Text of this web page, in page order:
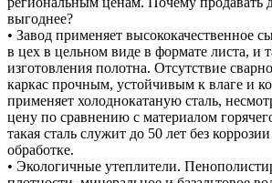
выгоднее?
• Завод применяет высококачественное
в цех в цельном виде в формате листа, и
изготовления полотна. Отсутствие
каркас прочным, устойчивым к влаге и
применяет холоднокатаную сталь,
цену по сравнению с материалом
такая сталь служит до 50 лет без
обработке.
• Экологичные утеплители.